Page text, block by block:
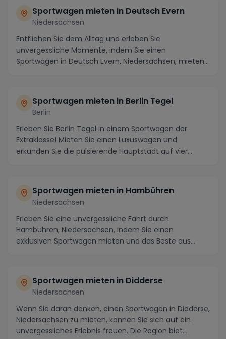
Sportwagen mieten in Deutsch Evern
Niedersachsen
Entfliehen Sie dem Alltag und erleben Sie
unvergessliche Momente, indem Sie einen
Sportwagen in Deutsch Evern, Niedersachsen, mieten.
Sportwagen mieten in Berlin Tegel
Berlin
Erleben Sie Berlin Tegel in einem Sportwagen der
Extraklasse! Mieten Sie einen Luxuswagen und
erkunden Sie die pulsierende Hauptstadt auf vier
Sportwagen mieten in Hambühren
Niedersachsen
Erleben Sie eine unvergessliche Fahrt durch
Hambühren, Niedersachsen, indem Sie einen
exklusiven Sportwagen mieten und das Beste aus
Sportwagen mieten in Didderse
Niedersachsen
Wenn Sie daran denken, einen Sportwagen in Didderse,
Niedersachsen zu mieten, können Sie sich auf ein
unvergessliches Erlebnis freuen. Die Region biet...